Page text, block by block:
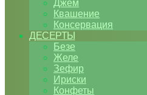
Джем
Квашение
Консервация
ДЕСЕРТЫ
Безе
Желе
Зефир
Ириски
Конфеты